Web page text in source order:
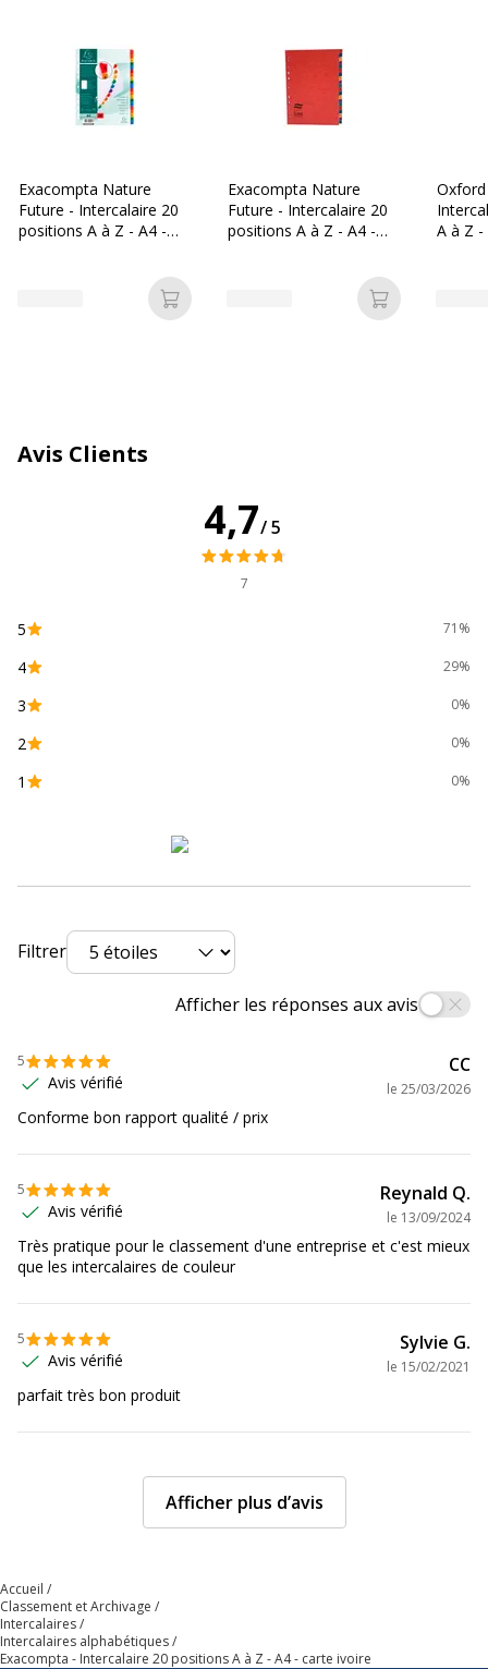
Nombre de positions
Préimprimé Oui
Caractéristiques générales
Caractéristiques générales
Données d'identification
Marque
Référence produit fabricant
Dimensions et poids
Epaisseur du matériau
Profondeur 297 mm
Exacompta Nature
Future - Intercalaire 20
positions A à Z - A4 -
Ajouter au panier
Exacompta Nature
Future - Intercalaire 20
positions A à Z - A4 -
Ajouter au
A à Z
Avis Clients
4,7/5
7
5 71%
4 29%
3 0%
2 0%
1 0%
Filtrer
Afficher les réponses aux avis
5
Avis vérifié
CC
le 25/03/2026
Conforme bon rapport qualité / prix
5
Avis vérifié
Reynald Q.
le 13/09/2024
Très pratique pour le classement d'une entreprise et c'est mieux
que les intercalaires de couleur
5
Avis vérifié
Sylvie G.
le 15/02/2021
parfait très bon produit
Afficher plus d’avis
Accueil
Classement et Archivage
Intercalaires
Intercalaires alphabétiques
Exacompta - Intercalaire 20 positions A à Z - A4 - carte ivoire